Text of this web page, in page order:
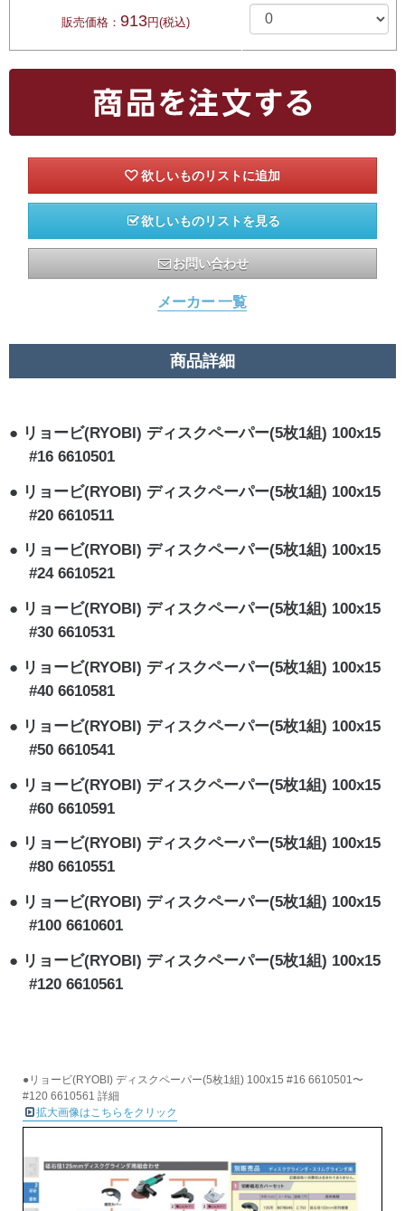
販売価格： 913円(税込)
欲しいものリストを見る
お問い合わせ
メーカー 一覧
商品詳細
リョービ(RYOBI) ディスクペーパー(5枚1組) 100x15
#16 6610501
リョービ(RYOBI) ディスクペーパー(5枚1組) 100x15
#20 6610511
リョービ(RYOBI) ディスクペーパー(5枚1組) 100x15
#24 6610521
リョービ(RYOBI) ディスクペーパー(5枚1組) 100x15
#30 6610531
リョービ(RYOBI) ディスクペーパー(5枚1組) 100x15
#40 6610581
リョービ(RYOBI) ディスクペーパー(5枚1組) 100x15
#50 6610541
リョービ(RYOBI) ディスクペーパー(5枚1組) 100x15
#60 6610591
リョービ(RYOBI) ディスクペーパー(5枚1組) 100x15
#80 6610551
リョービ(RYOBI) ディスクペーパー(5枚1組) 100x15
#100 6610601
リョービ(RYOBI) ディスクペーパー(5枚1組) 100x15
#120 6610561
●リョービ(RYOBI) ディスクペーパー(5枚1組) 100x15 #16 6610501〜
#120 6610561 詳細
拡大画像はこちらをクリック